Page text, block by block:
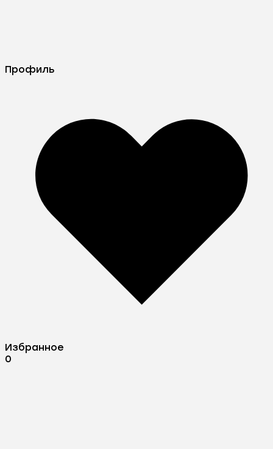
Профиль
Избранное
0